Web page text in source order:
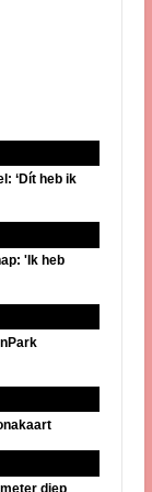
‘Dít heb ik
'Ik heb
diep